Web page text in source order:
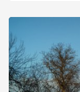
старовинний
збереглися,
мовою. За всіма
український.
роках Болган […]